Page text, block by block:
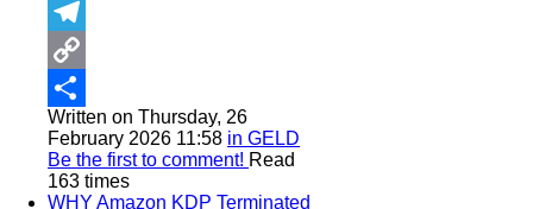
WhatsApp
Telegram
Copy
Link
Share
Written on Thursday, 26
February 2026 11:58 in GELD
Be the first to comment! Read
163 times
WHY Amazon KDP Terminated